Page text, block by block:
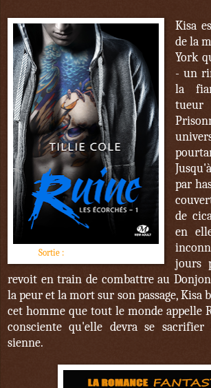
Sortie :
Kisa
de la
York
- un
la
par
de
en
jours
revoit en train de combattre au
la peur et la mort sur son passage, Kisa
cet homme que tout le monde appelle
consciente qu'elle devra se
sienne.